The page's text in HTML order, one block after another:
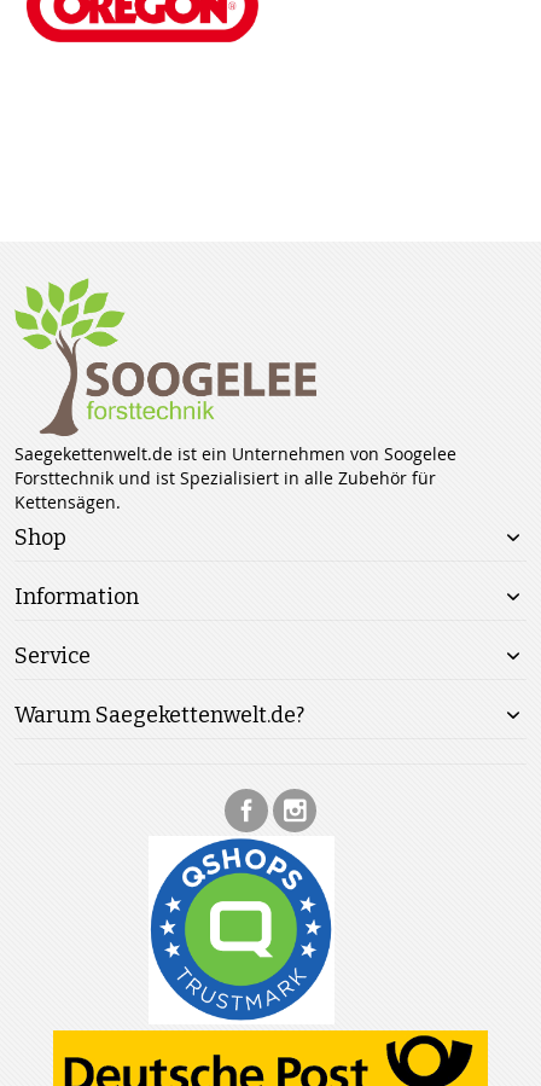
Saegekettenwelt.de ist ein Unternehmen von Soogelee
Forsttechnik und ist Spezialisiert in alle Zubehör für
Kettensägen.
Shop
Information
Service
Warum Saegekettenwelt.de?